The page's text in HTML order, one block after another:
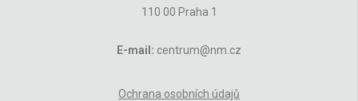
110 00 Praha 1
E-mail: centrum@nm.cz
Ochrana osobních údajů